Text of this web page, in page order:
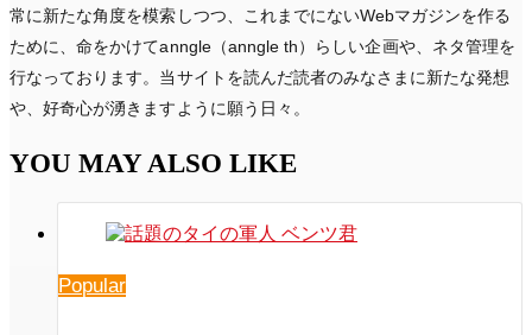
常に新たな角度を模索しつつ、これまでにないWebマガジンを作る
ために、命をかけてanngle（anngle th）らしい企画や、ネタ管理を
行なっております。当サイトを読んだ読者のみなさまに新たな発想
や、好奇心が湧きますように願う日々。
YOU MAY ALSO LIKE
Popular